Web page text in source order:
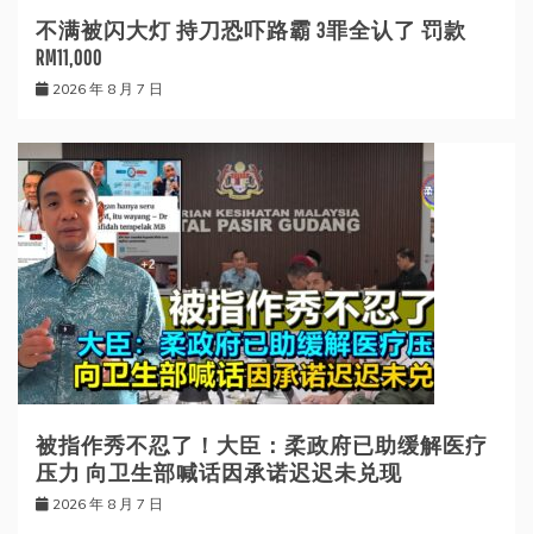
不满被闪大灯 持刀恐吓路霸 3罪全认了 罚款
RM11,000
2026 年 8 月 7 日
被指作秀不忍了！大臣：柔政府已助缓解医疗
压力 向卫生部喊话因承诺迟迟未兑现
2026 年 8 月 7 日